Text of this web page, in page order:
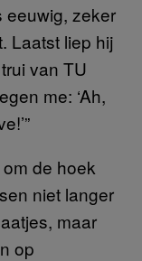
eeuwig, zeker
Laatst liep hij
van TU
me: ‘Ah,
de hoek
niet langer
maar
op